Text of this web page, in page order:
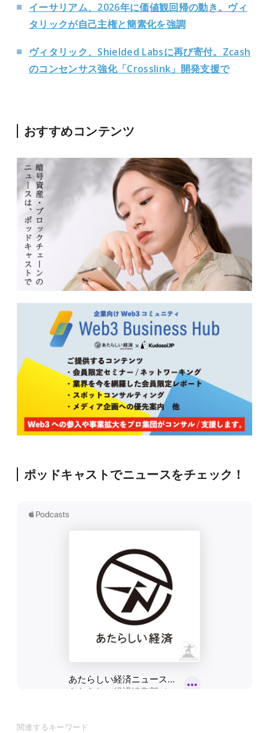
イーサリアム、2026年に価値観回帰の動き。ヴィ
タリックが自己主権と簡素化を強調
ヴィタリック、Shielded Labsに再び寄付。Zcash
のコンセンサス強化「Crosslink」開発支援で
おすすめコンテンツ
ポッドキャストでニュースをチェック！
関連するキーワード